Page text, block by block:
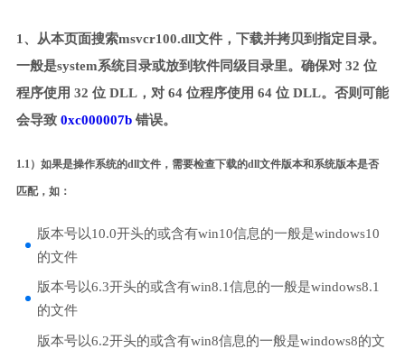
1、从本页面搜索msvcr100.dll文件，下载并拷贝到指定目录。
一般是system系统目录或放到软件同级目录里。确保对 32 位
程序使用 32 位 DLL，对 64 位程序使用 64 位 DLL。否则可能
会导致 0xc000007b错误。
1.1）如果是操作系统的dll文件，需要检查下载的dll文件版本和系统版本是否
匹配，如：
版本号以10.0开头的或含有win10信息的一般是windows10
的文件
版本号以6.3开头的或含有win8.1信息的一般是windows8.1
的文件
版本号以6.2开头的或含有win8信息的一般是windows8的文